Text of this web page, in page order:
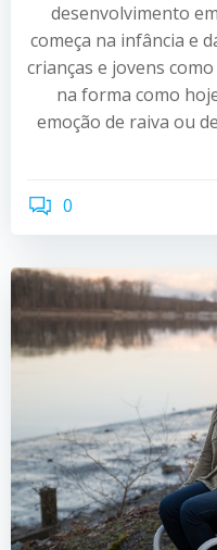
desenvolvimento
começa na infância e
crianças e jovens
na forma como
emoção de raiva ou
0